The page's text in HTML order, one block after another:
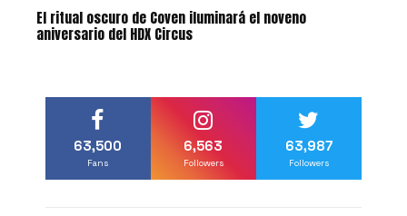
El ritual oscuro de Coven iluminará el noveno
aniversario del HDX Circus
63,500
Fans
6,563
Followers
63,987
Followers